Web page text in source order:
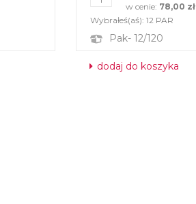
w cenie: 78,00 zł
Wybrałeś(aś): 12 PAR
Pak- 12/120
dodaj do koszyka